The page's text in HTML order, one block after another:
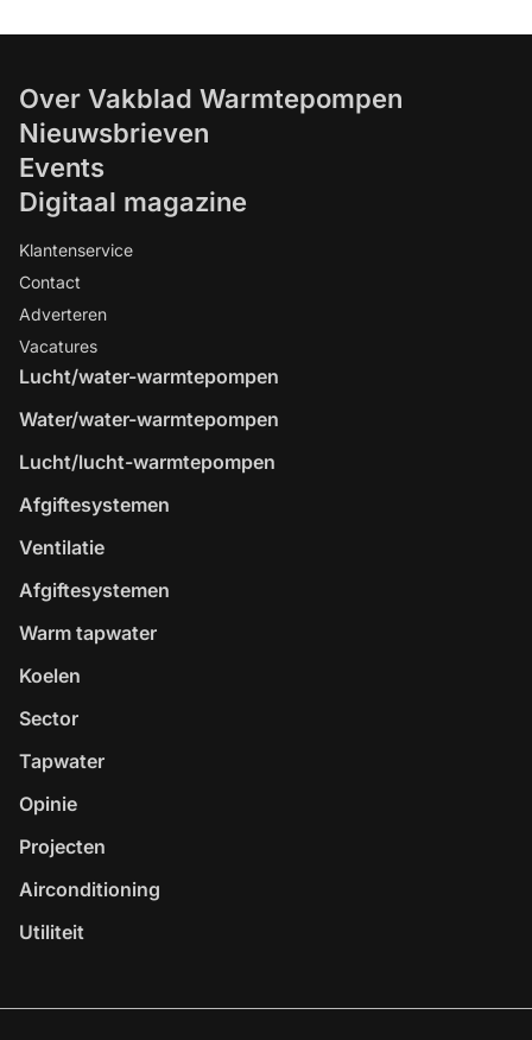
Over Vakblad Warmtepompen
Nieuwsbrieven
Events
Digitaal magazine
Klantenservice
Contact
Adverteren
Vacatures
Lucht/water-warmtepompen
Water/water-warmtepompen
Lucht/lucht-warmtepompen
Afgiftesystemen
Ventilatie
Afgiftesystemen
Warm tapwater
Koelen
Sector
Tapwater
Opinie
Projecten
Airconditioning
Utiliteit